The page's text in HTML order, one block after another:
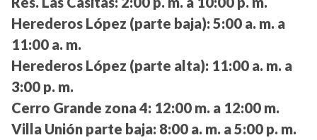
Herederos López (parte baja): 5:00 a. m. a
11:00 a. m.
Herederos López (parte alta): 11:00 a. m. a
3:00 p. m.
Cerro Grande zona 4: 12:00 m. a 12:00 m.
Villa Unión parte baja: 8:00 a. m. a 5:00 p. m.